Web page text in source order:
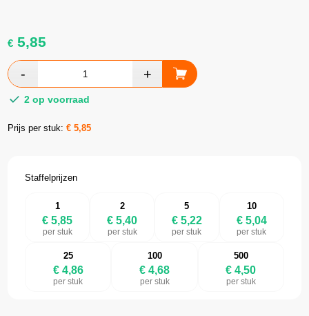
€ 5,85
2 op voorraad
Prijs per stuk:€5,85
Staffelprijzen
1
€ 5,85
per stuk
2
€ 5,40
per stuk
5
€ 5,22
per stuk
10
€ 5,04
per stuk
25
€ 4,86
per stuk
100
€ 4,68
per stuk
500
€ 4,50
per stuk